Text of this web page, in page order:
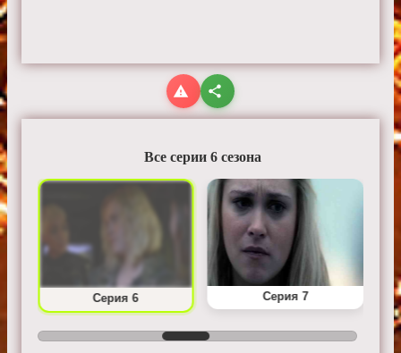
Все серии 6 сезона
Серия 6 Серия 7